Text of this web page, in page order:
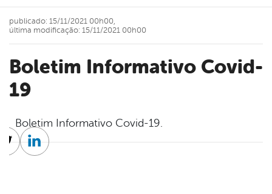
Boletim Informativo Covid-
19
publicado: 15/11/2021 00h00,
última modificação: 15/11/2021 00h00
Boletim Informativo Covid-19.
TwitterLinkedin